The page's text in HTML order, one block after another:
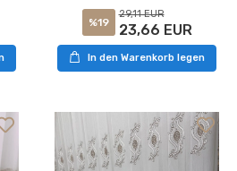
%19
29,11 EUR
23,66 EUR
In den Warenkorb legen